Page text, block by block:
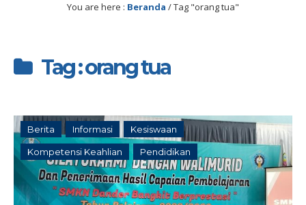
You are here : Beranda /Tag "orang tua"
Tag : orang tua
Berita Informasi Kesiswaan
Kompetensi Keahlian Pendidikan